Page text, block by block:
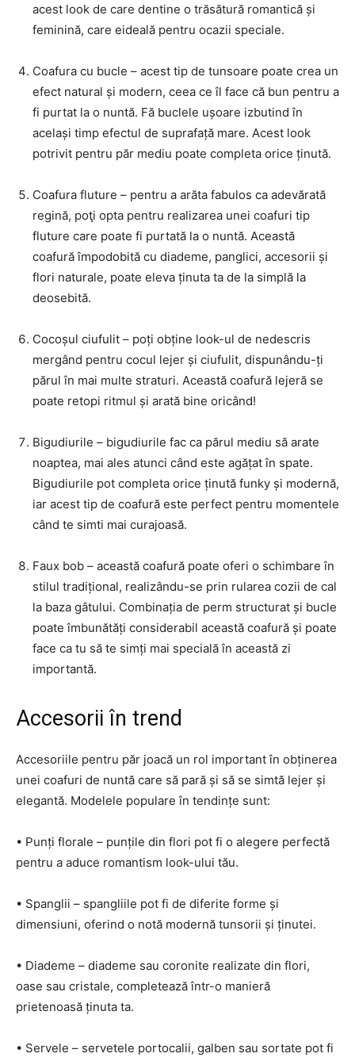
acest look de care dentine o trăsătură romantică și
feminină, care eideală pentru ocazii speciale.
Coafura cu bucle – acest tip de tunsoare poate crea un
efect natural și modern, ceea ce îl face că bun pentru a
fi purtat la o nuntă. Fă buclele ușoare izbutind în
același timp efectul de suprafață mare. Acest look
potrivit pentru păr mediu poate completa orice ținută.
Coafura fluture – pentru a arăta fabulos ca adevărată
regină, poţi opta pentru realizarea unei coafuri tip
fluture care poate fi purtată la o nuntă. Această
coafură împodobită cu diademe, panglici, accesorii și
flori naturale, poate eleva ținuta ta de la simplă la
deosebită.
Cocoșul ciufulit – poți obține look-ul de nedescris
mergând pentru cocul lejer și ciufulit, dispunându-ți
părul în mai multe straturi. Această coafură lejeră se
poate retopi ritmul și arată bine oricând!
Bigudiurile – bigudiurile fac ca părul mediu să arate
noaptea, mai ales atunci când este agățat în spate.
Bigudiurile pot completa orice ținută funky și modernă,
iar acest tip de coafură este perfect pentru momentele
când te simti mai curajoasă.
Faux bob – această coafură poate oferi o schimbare în
stilul tradițional, realizându-se prin rularea cozii de cal
la baza gâtului. Combinația de perm structurat și bucle
poate îmbunătăți considerabil această coafură și poate
face ca tu să te simți mai specială în această zi
importantă.
Accesorii în trend
Accesoriile pentru păr joacă un rol important în obținerea
unei coafuri de nuntă care să pară și să se simtă lejer și
elegantă. Modelele populare în tendințe sunt:
• Punți florale – punțile din flori pot fi o alegere perfectă
pentru a aduce romantism look-ului tău.
• Spanglii – spangliile pot fi de diferite forme și
dimensiuni, oferind o notă modernă tunsorii și ținutei.
• Diademe – diademe sau coronite realizate din flori,
oase sau cristale, completează într-o manieră
prietenoasă ținuta ta.
• Servele – servetele portocalii, galben sau sortate pot fi